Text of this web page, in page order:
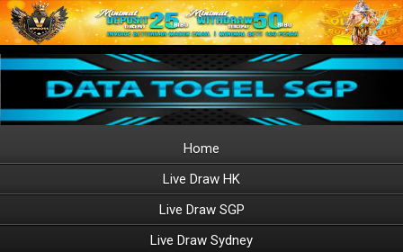
Home
Live Draw HK
Live Draw SGP
Live Draw Sydney